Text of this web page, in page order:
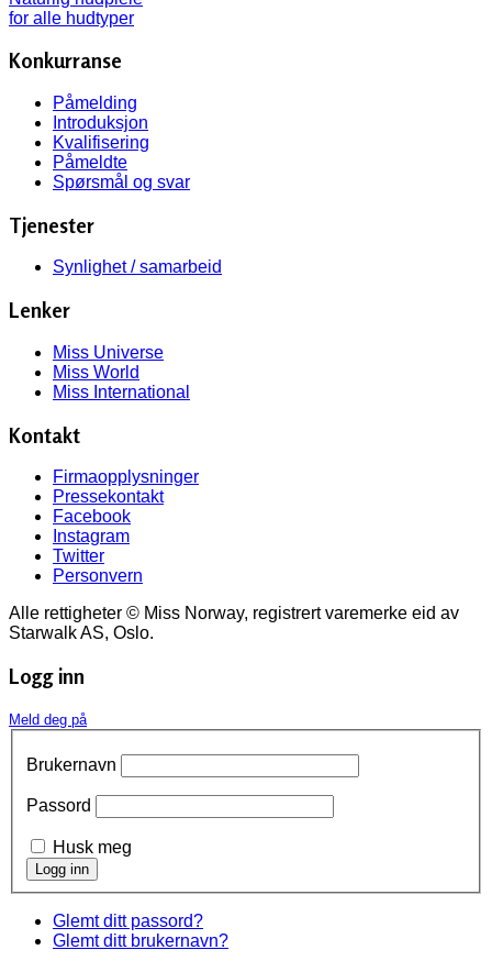
Konkurranse
Påmelding
Introduksjon
Kvalifisering
Påmeldte
Spørsmål og svar
Tjenester
Synlighet / samarbeid
Lenker
Miss Universe
Miss World
Miss International
Kontakt
Firmaopplysninger
Pressekontakt
Facebook
Instagram
Twitter
Personvern
Alle rettigheter © Miss Norway, registrert varemerke eid av
Starwalk AS, Oslo.
Logg inn
Meld deg på
Brukernavn
Passord
Husk meg
Glemt ditt passord?
Glemt ditt brukernavn?